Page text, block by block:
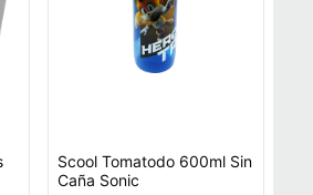
Scool Tomatodo 600ml Sin
Caña Sonic